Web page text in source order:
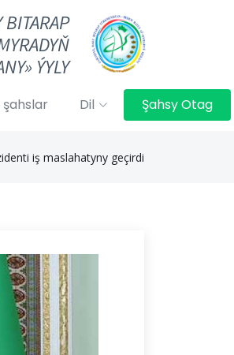
BITARAP
ÝYLY
Dil Şahsy Otag
iş maslahatyny geçirdi